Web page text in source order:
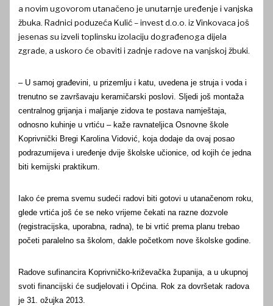
a novim ugovorom utanačeno je unutarnje uređenje i vanjska
žbuka. Radnici poduzeća Kulić – invest d.o.o. iz Vinkovaca još
jesenas su izveli toplinsku izolaciju dograđenoga dijela
zgrade, a uskoro će obaviti i zadnje radove na vanjskoj žbuki.
– U samoj građevini, u prizemlju i katu, uvedena je struja i voda i
trenutno se završavaju keramičarski poslovi. Sljedi još montaža
centralnog grijanja i maljanje zidova te postava namještaja,
odnosno kuhinje u vrtiću – kaže ravnateljica Osnovne škole
Koprivnički Bregi Karolina Vidović, koja dodaje da ovaj posao
podrazumijeva i uređenje dvije školske učionice, od kojih će jedna
biti kemijski praktikum.
Iako će prema svemu sudeći radovi biti gotovi u utanačenom roku,
glede vrtića još će se neko vrijeme čekati na razne dozvole
(registracijska, uporabna, radna), te bi vrtić prema planu trebao
početi paralelno sa školom, dakle početkom nove školske godine.
Radove sufinancira Koprivničko-križevačka županija, a u ukupnoj
svoti financijski će sudjelovati i Općina. Rok za dovršetak radova
je 31. ožujka 2013.